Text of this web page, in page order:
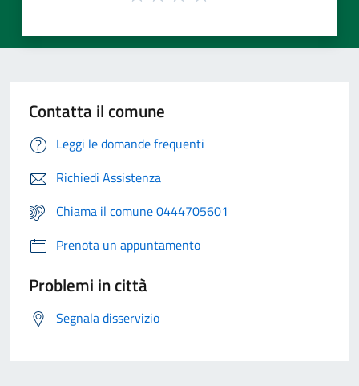
Contatta il comune
Leggi le domande frequenti
Richiedi Assistenza
Chiama il comune 0444705601
Prenota un appuntamento
Problemi in città
Segnala disservizio